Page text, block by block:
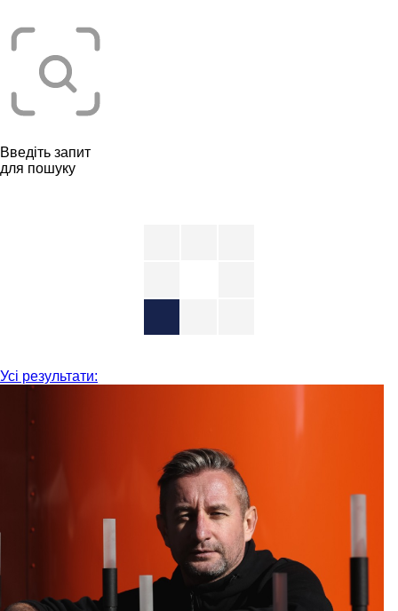
Введіть запит
для пошуку
Усі результати: